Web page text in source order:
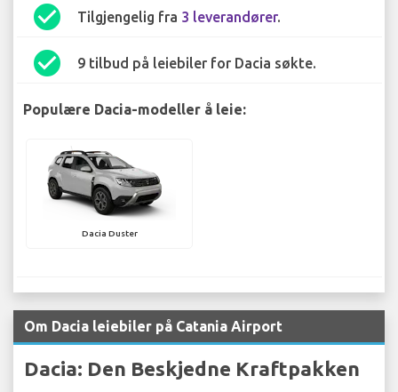
check_circle Tilgjengelig fra 3 leverandører.
check_circle 9 tilbud på leiebiler for Dacia søkte.
Populære Dacia-modeller å leie:
Dacia Duster
Om Dacia leiebiler på Catania Airport
Dacia: Den Beskjedne Kraftpakken